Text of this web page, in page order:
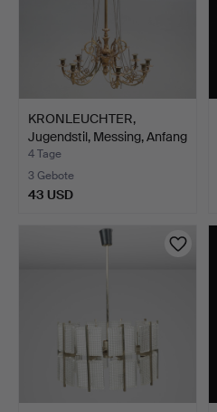
KRONLEUCHTER,
Jugendstil, Messing, Anfang
…
4 Tage
3 Gebote
43 USD